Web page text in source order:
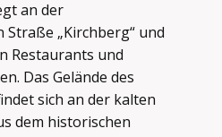
an der
„Kirchberg“ und
Restaurants und
Das Gelände des
sich an der kalten
dem historischen